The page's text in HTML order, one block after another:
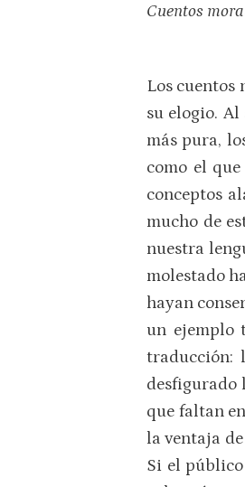
Cuentos
Los cuentos
su elogio.
más pura,
como el
conceptos
mucho de
nuestra
molestado
hayan
un ejemplo
traducción:
desfigurado
que faltan
la ventaja
Si el